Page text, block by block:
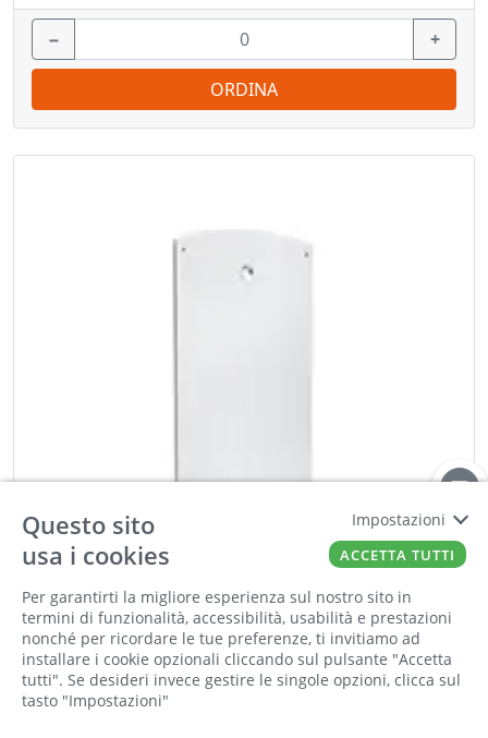
Informiamo la nostra clientela che saremo
chiusi per la pausa estiva dall'8 al 23 agosto
compresi. Tutti gli ordini online ricevuti
durante la chiusura saranno elaborati a partire
dal 24 agosto
− +
ORDINA
METALIKA
Supporto ambidestro per SERVETTO alluminio
verniciato
Questo sito
usa i cookies
Per garantirti la migliore esperienza sul nostro sito in
termini di funzionalità, accessibilità, usabilità e prestazioni
nonché per ricordare le tue preferenze, ti invitiamo ad
installare i cookie opzionali cliccando sul pulsante "Accetta
tutti". Se desideri invece gestire le singole opzioni, clicca sul
tasto "Impostazioni"
Impostazioni
ACCETTA TUTTI